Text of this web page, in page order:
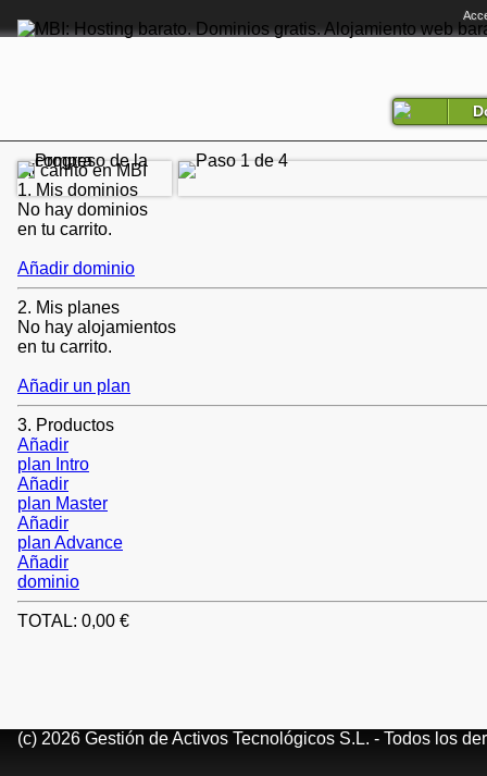
Mi carrito en MBI
1. Mis dominios
No hay dominios
en tu carrito.
Añadir dominio
2. Mis planes
No hay alojamientos
en tu carrito.
Añadir un plan
3. Productos
Añadir
plan Intro
Añadir
plan Master
Añadir
plan Advance
Añadir
dominio
TOTAL: 0,00 €
(c) 2026 Gestión de Activos Tecnológicos S.L. - Todos los